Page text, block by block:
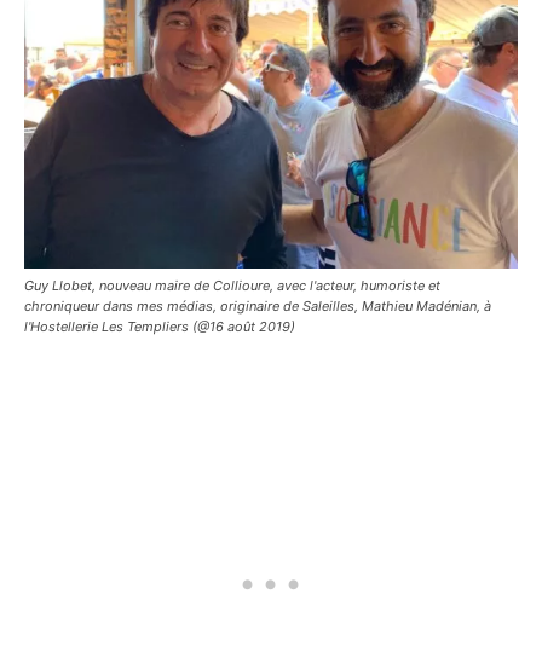
Guy Llobet, nouveau maire de Collioure, avec l'acteur, humoriste et
chroniqueur dans mes médias, originaire de Saleilles, Mathieu Madénian, à
l'Hostellerie Les Templiers (@16 août 2019)